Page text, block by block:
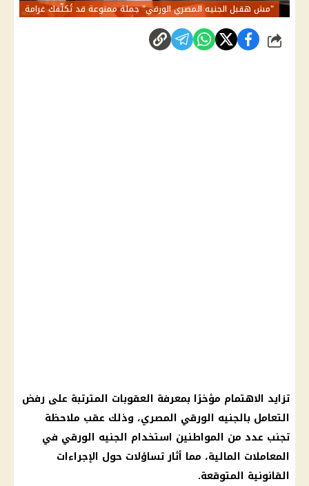
"مش هقبل الجنيه المصري الورقي" جملة ممنوعة قد تُكلّفك غرامة
شارك
تزايد الاهتمام مؤخرًا بمعرفة العقوبات المترتبة على رفض
التعامل بالجنيه الورقي المصري، وذلك عقب ملاحظة
تجنب عدد من المواطنين استخدام الجنيه الورقي في
المعاملات المالية، مما أثار تساؤلات حول الإجراءات
القانونية المتوقعة.